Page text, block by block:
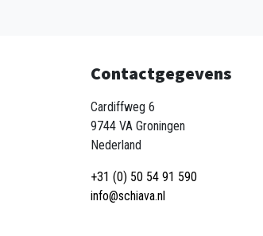
Contactgegevens
Cardiffweg 6
9744 VA Groningen
Nederland
+31 (0) 50 54 91 590
info@schiava.nl